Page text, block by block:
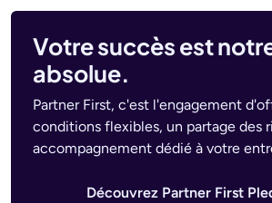
Votre succès est
absolue.
Partner First, c'est l'engagement
conditions flexibles, un partage des
accompagnement dédié à votre
Découvrez Partner First